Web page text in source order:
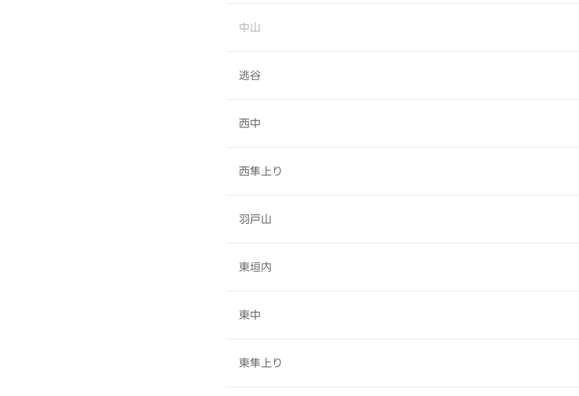
中山
逃谷
西中
西隼上り
羽戸山
東垣内
東中
東隼上り